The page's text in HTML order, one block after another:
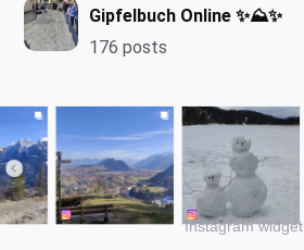
Instagram widget